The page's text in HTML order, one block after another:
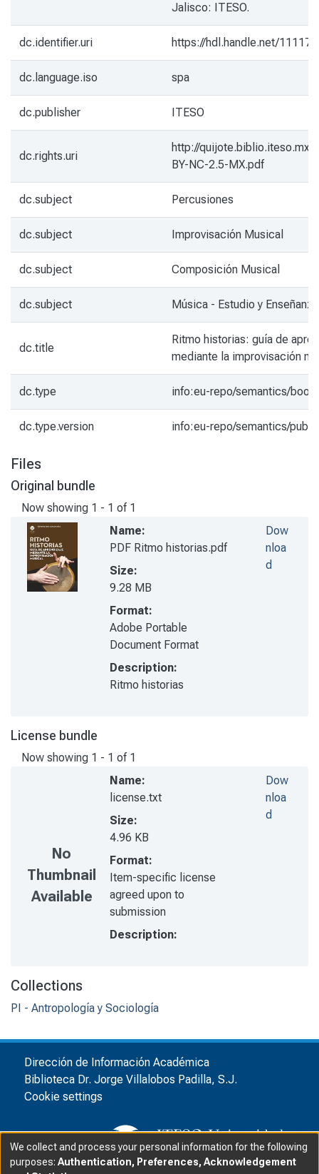
Jalisco: ITESO.
dc.identifier.uri https://hdl.handle.net/11117/
dc.language.iso spa
dc.publisher ITESO
dc.rights.uri
http://quijote.biblio.iteso.mx/
BY-NC-2.5-MX.pdf
dc.subject Percusiones
dc.subject Improvisación Musical
dc.subject Composición Musical
dc.subject Música - Estudio y Enseñanza
dc.title
Ritmo historias: guía de
mediante la improvisación
dc.type info:eu-repo/semantics/book
dc.type.version info:eu-repo/semantics/
Files
Original bundle
Now showing 1 - 1 of 1
Name:
PDF Ritmo historias.pdf
Size:
9.28 MB
Format:
Adobe Portable
Document Format
Description:
Ritmo historias
Dow
nloa
d
License bundle
Now showing 1 - 1 of 1
No
Thumbnail
Available
Name:
license.txt
Size:
4.96 KB
Format:
Item-specific license
agreed upon to
submission
Description:
Dow
nloa
d
Collections
PI - Antropología y Sociología
Dirección de Información Académica
Biblioteca Dr. Jorge Villalobos Padilla, S.J.
Cookie settings
We collect and process your personal information for the following
purposes: Authentication, Preferences, Acknowledgement